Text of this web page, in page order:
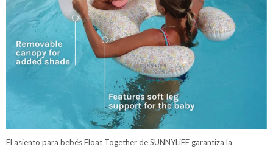
El asiento para bebés Float Together de SUNNYLiFE garantiza la